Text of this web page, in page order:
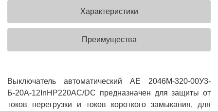
Характеристики
Преимущества
Выключатель автоматический АЕ 2046М-320-00У3-
Б-20А-12InНР220AC/DC предназначен для защиты от
токов перегрузки и токов короткого замыкания, для